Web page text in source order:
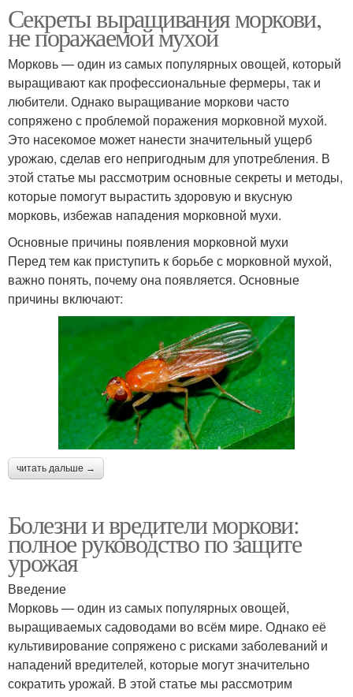
Секреты выращивания моркови,
не поражаемой мухой
Морковь — один из самых популярных овощей, который
выращивают как профессиональные фермеры, так и
любители. Однако выращивание моркови часто
сопряжено с проблемой поражения морковной мухой.
Это насекомое может нанести значительный ущерб
урожаю, сделав его непригодным для употребления. В
этой статье мы рассмотрим основные секреты и методы,
которые помогут вырастить здоровую и вкусную
морковь, избежав нападения морковной мухи.
Основные причины появления морковной мухи
Перед тем как приступить к борьбе с морковной мухой,
важно понять, почему она появляется. Основные
причины включают:
читать дальше →
Болезни и вредители моркови:
полное руководство по защите
урожая
Введение
Морковь — один из самых популярных овощей,
выращиваемых садоводами во всём мире. Однако её
культивирование сопряжено с рисками заболеваний и
нападений вредителей, которые могут значительно
сократить урожай. В этой статье мы рассмотрим